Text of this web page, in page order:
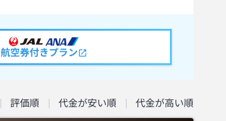
航空券付きプラン
評価順 代金が安い順 代金が高い順